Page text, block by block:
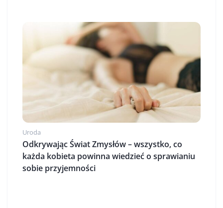
Uroda
Odkrywając Świat Zmysłów – wszystko, co
każda kobieta powinna wiedzieć o sprawianiu
sobie przyjemności